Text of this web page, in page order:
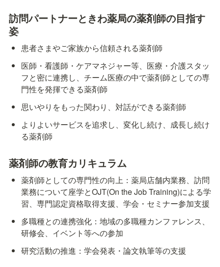
訪問パートナーときわ薬局の薬剤師の目指す
姿
患者さまやご家族から信頼される薬剤師
医師・看護師・ケアマネジャー等、医療・介護スタッ
フと密に連携し、チーム医療の中で薬剤師としての専
門性を発揮できる薬剤師
思いやりをもった関わり、対話ができる薬剤師
よりよいサービスを追求し、変化し続け、成長し続け
る薬剤師
薬剤師の教育カリキュラム
薬剤師としての専門性の向上：薬局店舗内業務、訪問
業務について座学とOJT(On the Job Training)による学
習、専門認定資格取得支援、学会・セミナー参加支援
多職種との連携強化：地域の多職種カンファレンス、
研修会、イベント等への参加
研究活動の推進：学会発表・論文執筆等の支援